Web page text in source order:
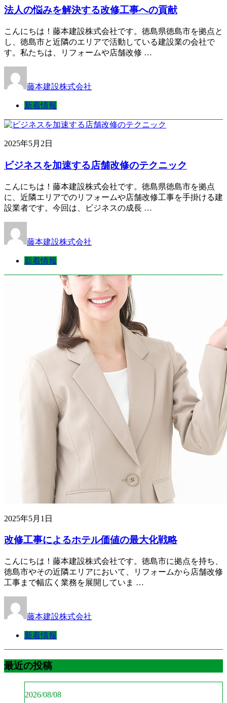
法人の悩みを解決する改修工事への貢献
こんにちは！藤本建設株式会社です。徳島県徳島市を拠点と
し、徳島市と近隣のエリアで活動している建設業の会社で
す。私たちは、リフォームや店舗改修 …
藤本建設株式会社
新着情報
2025年5月2日
ビジネスを加速する店舗改修のテクニック
こんにちは！藤本建設株式会社です。徳島県徳島市を拠点
に、近隣エリアでのリフォームや店舗改修工事を手掛ける建
設業者です。今回は、ビジネスの成長 …
藤本建設株式会社
新着情報
2025年5月1日
改修工事によるホテル価値の最大化戦略
こんにちは！藤本建設株式会社です。徳島市に拠点を持ち、
徳島市やその近隣エリアにおいて、リフォームから店舗改修
工事まで幅広く業務を展開していま …
藤本建設株式会社
新着情報
最近の投稿
2026/08/08